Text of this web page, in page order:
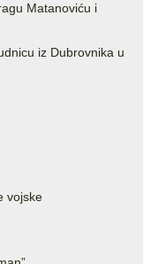
Matanoviću i
iz Dubrovnika u
vojske